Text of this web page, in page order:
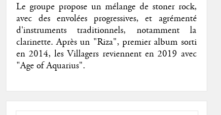
Le groupe propose un mélange de stoner rock,
avec des envolées progressives, et agrémenté
d'instruments traditionnels, notamment la
clarinette. Après un "Riza", premier album sorti
en 2014, les Villagers reviennent en 2019 avec
"Age of Aquarius".